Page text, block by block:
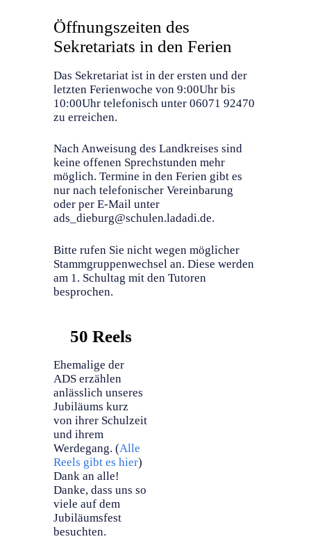
Öffnungszeiten des
Sekretariats in den Ferien
Das Sekretariat ist in der ersten und der
letzten Ferienwoche von 9:00Uhr bis
10:00Uhr telefonisch unter 06071 92470
zu erreichen.
Nach Anweisung des Landkreises sind
keine offenen Sprechstunden mehr
möglich. Termine in den Ferien gibt es
nur nach telefonischer Vereinbarung
oder per E-Mail unter
ads_dieburg@schulen.ladadi.de.
Bitte rufen Sie nicht wegen möglicher
Stammgruppenwechsel an. Diese werden
am 1. Schultag mit den Tutoren
besprochen.
50 Reels
Ehemalige der
ADS erzählen
anlässlich unseres
Jubiläums kurz
von ihrer Schulzeit
und ihrem
Werdegang. (Alle
Reels gibt es hier)
Dank an alle!
Danke, dass uns so
viele auf dem
Jubiläumsfest
besuchten.